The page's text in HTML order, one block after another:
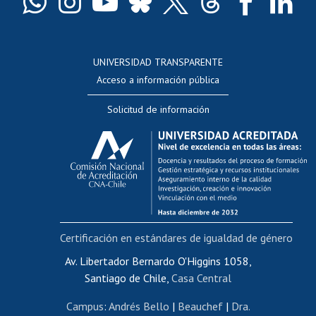
Docentes
Evaluación docente
Calificación académica
Postulación al AUCAI
Funcionarias/os
Cursos internos de capacitación
Bienestar del personal
Portal de movilidad interna
Certificado de renta
Certificado de renta honorarios
UNIVERSIDAD TRANSPARENTE
Acceso a información pública
Solicitud de información
Av. Libertador Bernardo O'Higgins 1058,
Santiago de Chile, Casa Central
Campus: Andrés Bello | Beauchef| Dra.
Certificación en estándares de igualdad de género